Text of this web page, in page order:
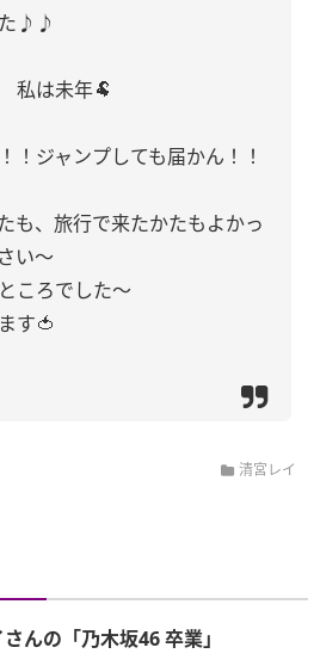
た♪♪
私は未年🐏
！ジャンプしても届かん！！
も、旅行で来たかたもよかっ
い〜
ころでした〜
す🍅
清宮レイ
んの「乃木坂46 卒業」